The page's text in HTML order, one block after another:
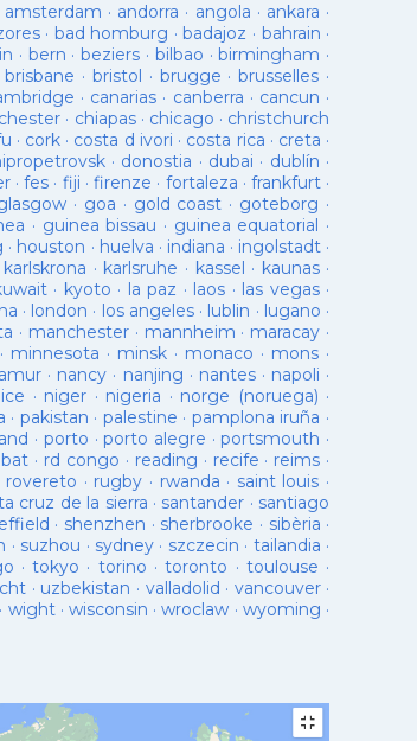
amsterdam · andorra · angola · ankara ·
· bad homburg ·badajoz · bahrain ·
· bern ·beziers · bilbao ·birmingham ·
brisbane · bristol · brugge ·brusselles ·
· canarias · canberra · cancun ·
chester · chiapas· chicago · christchurch
· cork · costa d ivori · costa rica · creta ·
· donostia · dubai · dublín ·
· fes · fiji · firenze · fortaleza · frankfurt ·
· goa · gold coast · goteborg ·
· guinea bissau · guinea equatorial ·
· houston · huelva · indiana · ingolstadt·
karlskrona · karlsruhe · kassel · kaunas·
· kyoto · la paz · laos · las vegas·
· london · los angeles· lublin · lugano ·
· manchester · mannheim · maracay ·
· minnesota · minsk· monaco · mons ·
· nancy · nanjing · nantes· napoli ·
· niger · nigeria · norge (noruega) ·
· pakistan · palestine · pamplona iruña ·
· porto ·porto alegre ·portsmouth ·
· rd congo · reading · recife · reims ·
rovereto · rugby · rwanda · saint louis ·
cruz de la sierra · santander · santiago
· shenzhen · sherbrooke · sibèria ·
· suzhou · sydney · szczecin · tailandia ·
·tokyo · torino ·toronto · toulouse ·
· uzbekistan · valladolid · vancouver·
· wight·wisconsin ·wroclaw · wyoming ·